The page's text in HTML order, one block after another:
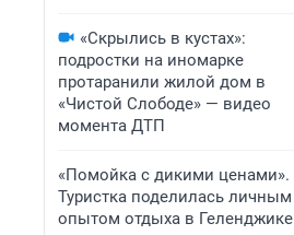
«Скрылись в кустах»:
подростки на иномарке
протаранили жилой дом в
«Чистой Слободе» — видео
момента ДТП
«Помойка с дикими ценами».
Туристка поделилась личным
опытом отдыха в Геленджике